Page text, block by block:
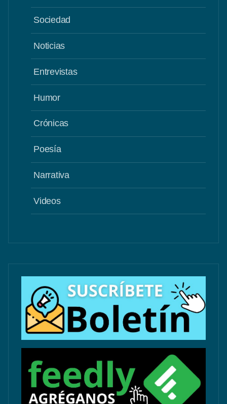
Sociedad
Noticias
Entrevistas
Humor
Crónicas
Poesía
Narrativa
Videos